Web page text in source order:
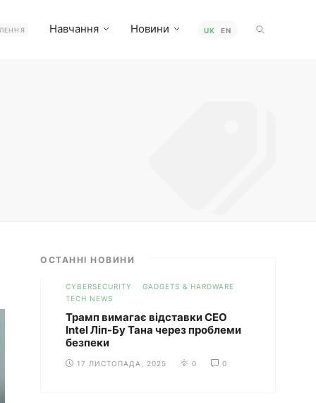
Навчання Новини UK EN
ОСТАННІ НОВИНИ
CYBERSECURITY
GADGETS & HARDWARE
TECH NEWS
Трамп вимагає відставки CEO
Intel Ліп-Бу Тана через проблеми
безпеки
17 ЛИСТОПАДА, 2025 0 0